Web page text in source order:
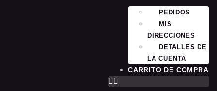
PEDIDOS
MIS
DIRECCIONES
DETALLES DE
LA CUENTA
CARRITO DE COMPRA